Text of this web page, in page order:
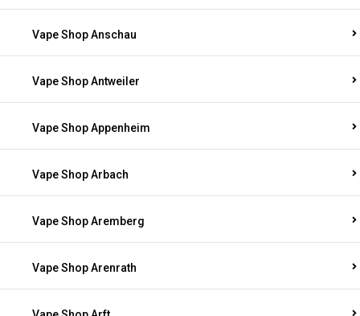
Vape Shop Anschau
Vape Shop Antweiler
Vape Shop Appenheim
Vape Shop Arbach
Vape Shop Aremberg
Vape Shop Arenrath